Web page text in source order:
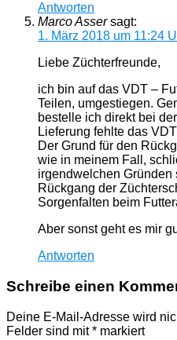
Antworten
Marco Asser sagt:
1. März 2018 um 11:24
Liebe Züchterfreunde,
ich bin auf das VDT –
Teilen, umgestiegen.
bestelle ich direkt bei
Lieferung fehlte das
Der Grund für den
wie in meinem Fall,
irgendwelchen Gründen
Rückgang der
Sorgenfalten beim
Aber sonst geht es mir
Antworten
Schreibe einen
Deine E-Mail-Adresse wird
Felder sind mit* markiert